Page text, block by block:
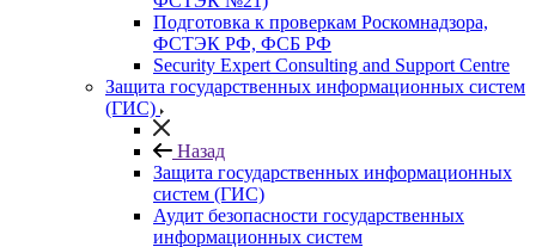
Подготовка к проверкам Роскомнадзора,
ФСТЭК РФ, ФСБ РФ
Security Expert Consulting and Support Centre
Защита государственных информационных систем
(ГИС)
Назад
Защита государственных информационных
систем (ГИС)
Аудит безопасности государственных
информационных систем